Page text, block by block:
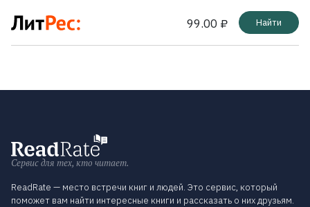
99.00 ₽ Найти
Сервис для тех, кто читает.
ReadRate — место встречи книг и людей. Это сервис, который
поможет вам найти интересные книги и рассказать о них друзьям.